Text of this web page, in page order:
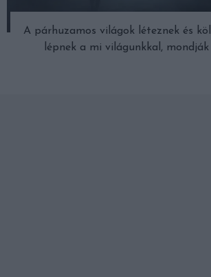
A párhuzamos világok léteznek és
lépnek a mi világunkkal,